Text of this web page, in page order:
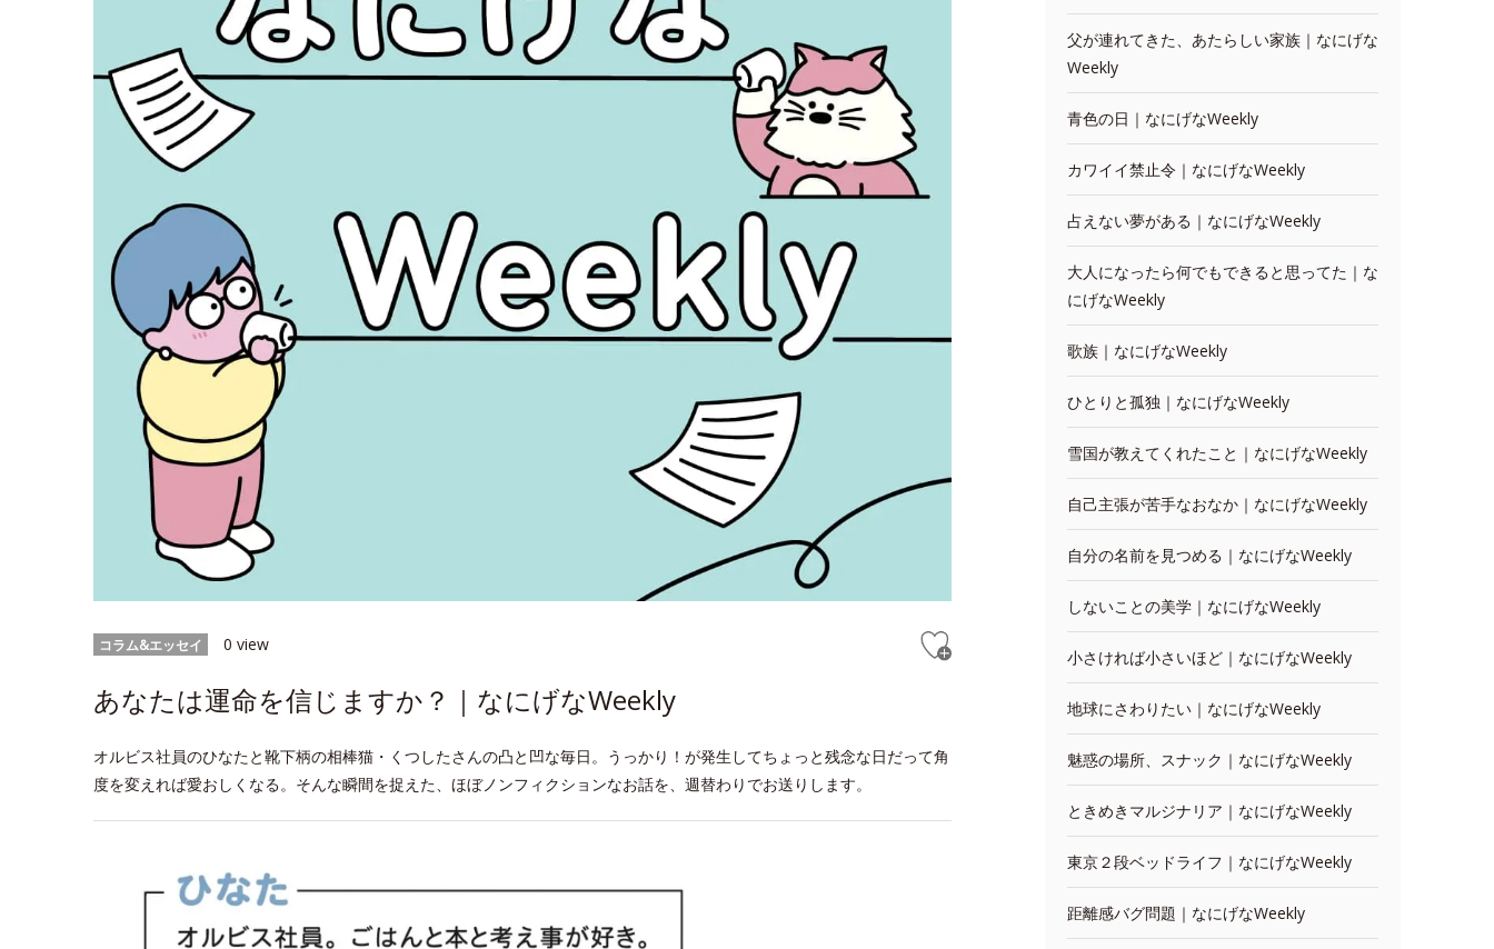
コラム&エッセイ 0 view
あなたは運命を信じますか？｜なにげなWeekly
オルビス社員のひなたと靴下柄の相棒猫・くつしたさんの凸と凹な毎日。うっかり！が発生してちょっと残念な日だって角
度を変えれば愛おしくなる。そんな瞬間を捉えた、ほぼノンフィクションなお話を、週替わりでお送りします。
父が連れてきた、あたらしい家族｜なにげな
Weekly
青色の日｜なにげなWeekly
カワイイ禁止令｜なにげなWeekly
占えない夢がある｜なにげなWeekly
大人になったら何でもできると思ってた｜な
にげなWeekly
歌族｜なにげなWeekly
ひとりと孤独｜なにげなWeekly
雪国が教えてくれたこと｜なにげなWeekly
自己主張が苦手なおなか｜なにげなWeekly
自分の名前を見つめる｜なにげなWeekly
しないことの美学｜なにげなWeekly
小さければ小さいほど｜なにげなWeekly
地球にさわりたい｜なにげなWeekly
魅惑の場所、スナック｜なにげなWeekly
ときめきマルジナリア｜なにげなWeekly
東京２段ベッドライフ｜なにげなWeekly
距離感バグ問題｜なにげなWeekly